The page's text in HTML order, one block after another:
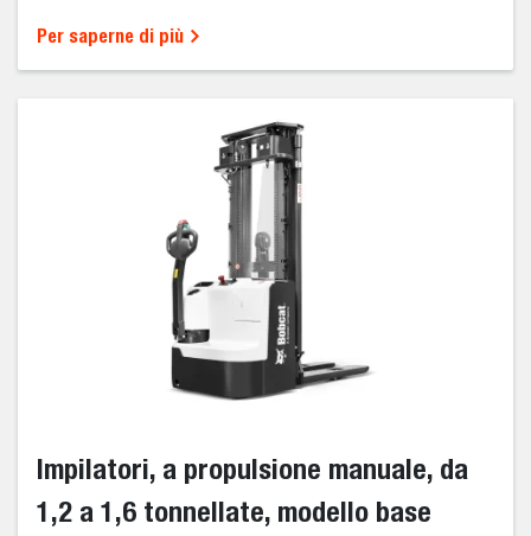
Per saperne di più
Impilatori, a propulsione manuale, da
1,2 a 1,6 tonnellate, modello base